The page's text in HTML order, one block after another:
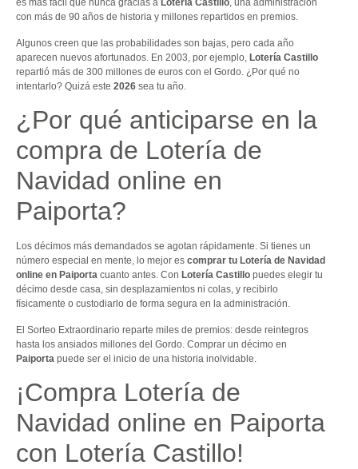
es más fácil que nunca gracias a Lotería Castillo, una administración
con más de 90 años de historia y millones repartidos en premios.
Algunos creen que las probabilidades son bajas, pero cada año
aparecen nuevos afortunados. En 2003, por ejemplo, Lotería Castillo
repartió más de 300 millones de euros con el Gordo. ¿Por qué no
intentarlo? Quizá este 2026 sea tu año.
¿Por qué anticiparse en la
compra de Lotería de
Navidad online en
Paiporta?
Los décimos más demandados se agotan rápidamente. Si tienes un
número especial en mente, lo mejor es comprar tu Lotería de Navidad
online en Paiporta cuanto antes. Con Lotería Castillo puedes elegir tu
décimo desde casa, sin desplazamientos ni colas, y recibirlo
físicamente o custodiarlo de forma segura en la administración.
El Sorteo Extraordinario reparte miles de premios: desde reintegros
hasta los ansiados millones del Gordo. Comprar un décimo en
Paiporta puede ser el inicio de una historia inolvidable.
¡Compra Lotería de
Navidad online en Paiporta
con Lotería Castillo!